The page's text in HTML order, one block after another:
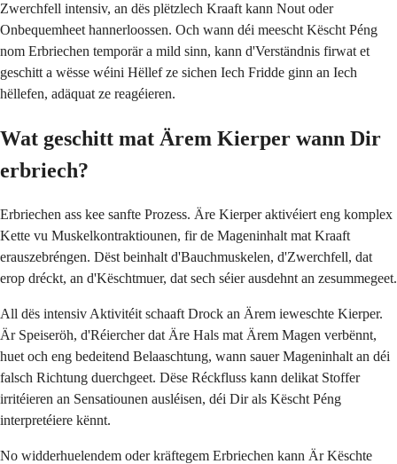
Zwerchfell intensiv, an dës plëtzlech Kraaft kann Nout oder
Onbequemheet hannerloossen. Och wann déi meescht Këscht Péng
nom Erbriechen temporär a mild sinn, kann d'Verständnis firwat et
geschitt a wësse wéini Hëllef ze sichen Iech Fridde ginn an Iech
hëllefen, adäquat ze reagéieren.
Wat geschitt mat Ärem Kierper wann Dir
erbriech?
Erbriechen ass kee sanfte Prozess. Äre Kierper aktivéiert eng komplex
Kette vu Muskelkontraktiounen, fir de Mageninhalt mat Kraaft
erauszebréngen. Dëst beinhalt d'Bauchmuskelen, d'Zwerchfell, dat
erop dréckt, an d'Këschtmuer, dat sech séier ausdehnt an zesummegeet.
All dës intensiv Aktivitéit schaaft Drock an Ärem ieweschte Kierper.
Är Speiseröh, d'Réiercher dat Äre Hals mat Ärem Magen verbënnt,
huet och eng bedeitend Belaaschtung, wann sauer Mageninhalt an déi
falsch Richtung duerchgeet. Dëse Réckfluss kann delikat Stoffer
irritéieren an Sensatiounen ausléisen, déi Dir als Këscht Péng
interpretéiere kënnt.
No widderhuelendem oder kräftegem Erbriechen kann Är Këschte